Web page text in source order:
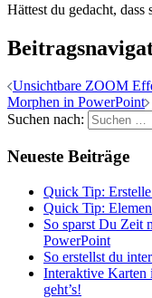
Hättest du gedacht,
Unsichtbare ZOOM
Morphen in PowerPoint
Suchen nach:
Neueste Beiträge
Quick Tip:
Quick Tip:
So sparst Du Zeit
PowerPoint
So erstellst du
Interaktive Karten
geht’s!